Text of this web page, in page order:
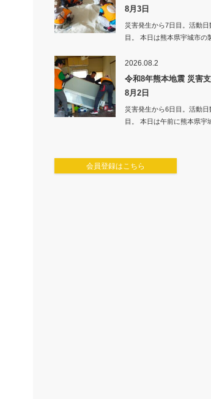
8月3日
災害発生から7日目。活動日
目。 本日は熊本県宇城市の
2026.08.2
令和8年熊本地震 災害
8月2日
災害発生から6日目。活動日
目。 本日は午前に熊本県宇
会員登録はこちら